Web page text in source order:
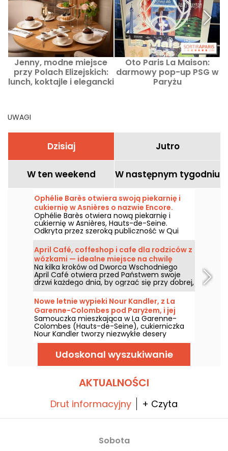
Jenny, modne miejsce
przy Polach Elizejskich:
lunch, koktajle i elegancki
Oto Paris La Maison:
darmowy pop-up PSG w
Paryżu
UWAGI
Dzisiaj Jutro
W ten weekend W następnym tygodniu
Ophélie Barès otwiera swoją piekarnię i
cukiernię w Asnières o nazwie Encore.
Ophélie Barès otwiera nową piekarnię i
cukiernię w Asnières, Hauts-de-Seine.
Odkryta przez szeroką publiczność w Qui
sera le prochain grand Pâtissier, a ostatnio w
l'Académie des Gâteaux, ta szefowa kuchni,
która pracowała w niektórych z najlepszych
lokali na świecie, ma wiele do zaoferowania
w swoim nowym skarbcu.
April Café, coffeshop i cafe dla rodziców z
wózkami — idealne miejsce na chwilę
cocooningu w 10. dzielnicy.
Na kilka kroków od Dworca Wschodniego
April Café otwiera przed Państwem swoje
drzwi każdego dnia, by ogrzać się przy dobrej,
gorącej kawie, by zatrzymać się na
podwieczorek lub spędzić chwilę w ciszy i w
suchym miejscu.
Nowe letnie wypieki Nour Kandler, z La
Garenne-Colombes pod Paryżem, i jej
warsztaty
Samouczka mieszkająca w La Garenne-
Colombes (Hauts-de-Seine), cukierniczka
Nour Kandler tworzy niezwykłe desery
warstwowe, tarty i flany, w całości domowej
roboty, na zamówienie. Przetestowaliśmy jej
nową letnią kolekcję owocową na lato 2026 i
zapraszamy do poznania jej twórczości.
Udoskonal wyszukiwanie
AKTUALNOŚCI
Drut informacyjny + Czyta
Sobota